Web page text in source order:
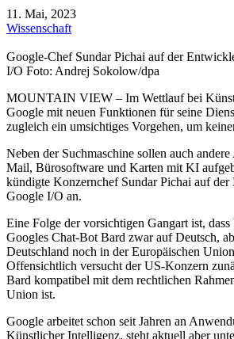
11. Mai, 2023
Wissenschaft
Google-Chef Sundar Pichai auf der
I/O Foto: Andrej Sokolow/dpa
MOUNTAIN VIEW – Im Wettlauf bei
Google mit neuen Funktionen für seine
zugleich ein umsichtiges Vorgehen, um
Neben der Suchmaschine sollen auch
Mail, Bürosoftware und Karten mit KI
kündigte Konzernchef Sundar Pichai auf
Google I/O an.
Eine Folge der vorsichtigen Gangart ist, dass
Googles Chat-Bot Bard zwar auf Deutsch,
Deutschland noch in der Europäischen
Offensichtlich versucht der US-Konzern
Bard kompatibel mit dem rechtlichen
Union ist.
Google arbeitet schon seit Jahren an
Künstlicher Intelligenz, steht aktuell aber